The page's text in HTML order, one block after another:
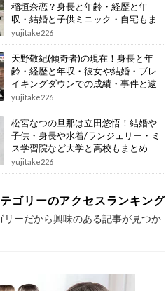
稲垣奈恋？身長と年齢・経歴と年
収・結婚と子供ミニック・自宅もま
とめ
yujitake226
天野敬紀(傾奇者)の現在！身長と年
齢・経歴と年収・彼女や結婚・ブレ
イキングダウンでの成績・事件と逮
捕もまとめ
yujitake226
松宮なつの旦那は立田悠悟！結婚や
子供・身長や水着/ランジェリー・ミ
ス学習院など大学と高校もまとめ
yujitake226
ゴリーのアクセスランキング
リーだから興味のある記事が見つか